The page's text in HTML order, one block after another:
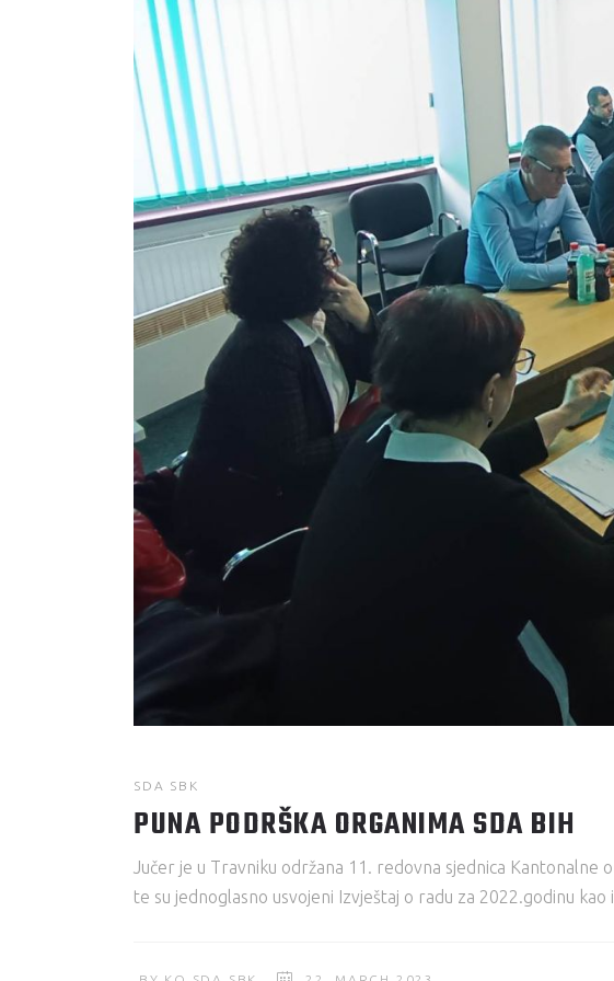
SDA SBK
PUNA PODRŠKA ORGANIMA SDA BIH
Jučer je u Travniku održana 11. redovna sjednica Kantonalne
te su jednoglasno usvojeni Izvještaj o radu za 2022.godinu